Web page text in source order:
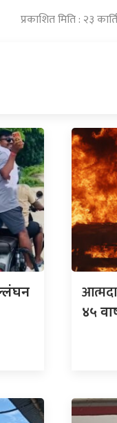
प्रकाशित मिति : २३
४५